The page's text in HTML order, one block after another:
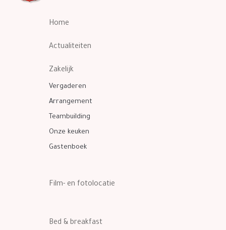
Home
Actualiteiten
Zakelijk
Vergaderen
Arrangement
Teambuilding
Onze keuken
Gastenboek
Film- en fotolocatie
Bed & breakfast